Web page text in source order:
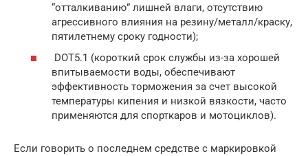
“отталкиванию” лишней влаги, отсутствию
агрессивного влияния на резину/металл/краску,
пятилетнему сроку годности);
DOT5.1 (короткий срок службы из-за хорошей
впитываемости воды, обеспечивают
эффективность торможения за счет высокой
температуры кипения и низкой вязкости, часто
применяются для спорткаров и мотоциклов).
Если говорить о последнем средстве с маркировкой